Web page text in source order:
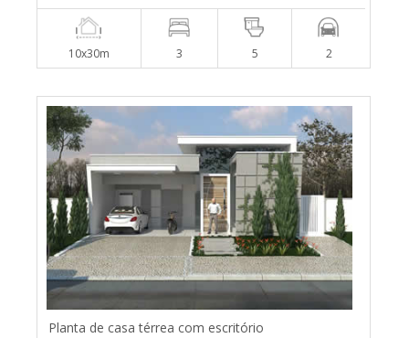
10x30m 3 5 2
Planta de casa térrea com escritório